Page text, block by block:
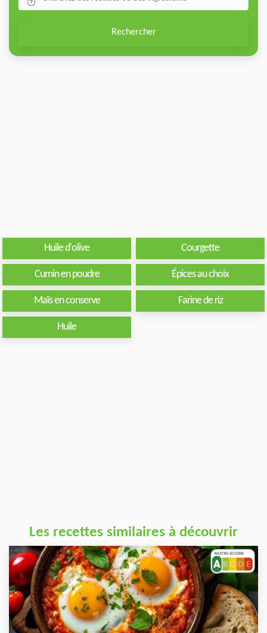
Rechercher
Huile d'olive Courgette
Cumin en poudre Épices au choix
Maïs en conserve Farine de riz
Huile
Les recettes similaires à découvrir